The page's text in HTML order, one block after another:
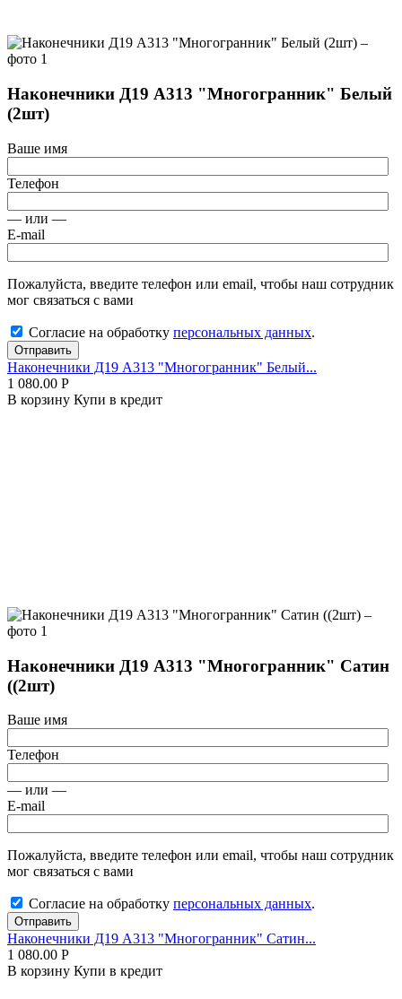
Наконечники Д19 А313 "Многогранник" Белый
(2шт)
Ваше имя
Телефон
— или —
E-mail
Пожалуйста, введите телефон или email, чтобы наш сотрудник
мог связаться с вами
Согласие на обработку персональных данных.
Отправить
Наконечники Д19 А313 "Многогранник" Белый...
1 080.00 Р
В корзину Купи в кредит
Наконечники Д19 А313 "Многогранник" Сатин
((2шт)
Ваше имя
Телефон
— или —
E-mail
Пожалуйста, введите телефон или email, чтобы наш сотрудник
мог связаться с вами
Согласие на обработку персональных данных.
Отправить
Наконечники Д19 А313 "Многогранник" Сатин...
1 080.00 Р
В корзину Купи в кредит